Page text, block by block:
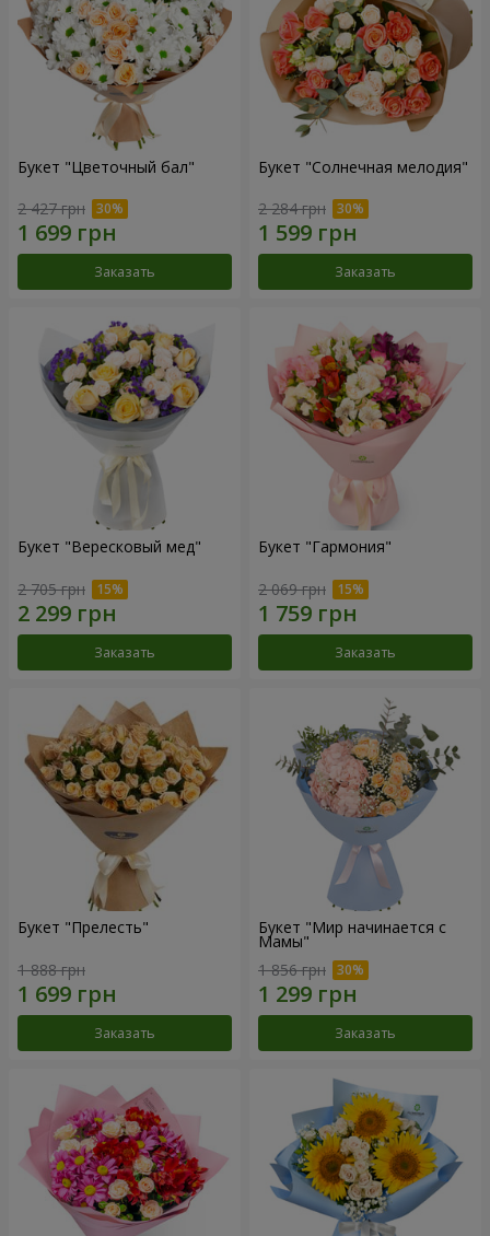
Букет "Цветочный бал"
2 427 грн
Заказать
Букет "Солнечная мелодия"
2 284 грн
Заказать
Букет "Вересковый мед"
2 705 грн
Заказать
Букет "Гармония"
2 069 грн
Заказать
Букет "Прелесть"
1 888 грн
Заказать
Букет "Мир начинается с
Мамы"
1 856 грн
Заказать